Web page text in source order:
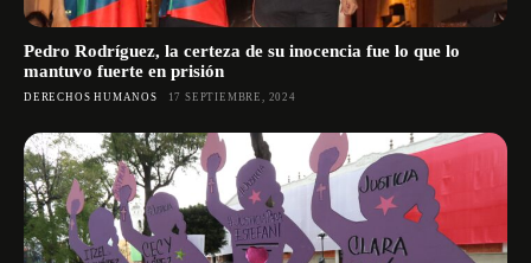
Pedro Rodríguez, la certeza de su inocencia fue lo que lo
mantuvo fuerte en prisión
DERECHOS HUMANOS 17 SEPTIEMBRE, 2024